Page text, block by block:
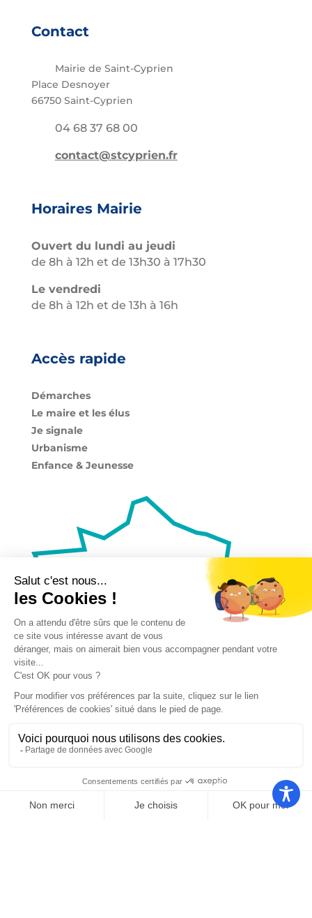
Contact
Mairie de Saint-Cyprien
Place Desnoyer
66750 Saint-Cyprien
04 68 37 68 00
contact@stcyprien.fr
Horaires Mairie
Ouvert du lundi au jeudi
de 8h à 12h et de 13h30 à 17h30
Le vendredi
de 8h à 12h et de 13h à 16h
Accès rapide
Démarches
Le maire et les élus
Je signale
Urbanisme
Enfance & Jeunesse
Nos autres sites